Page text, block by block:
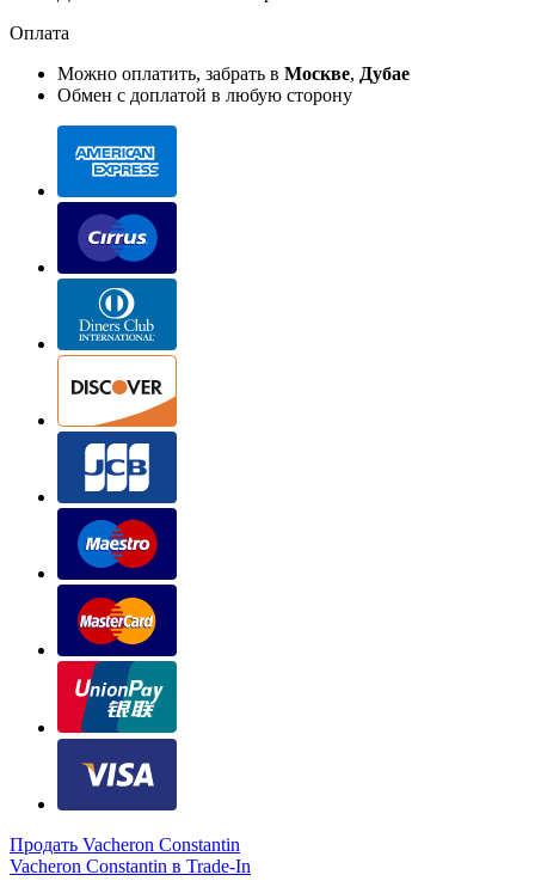
Оплата
Можно оплатить, забрать в Москве, Дубае
Обмен с доплатой в любую сторону
Продать Vacheron Constantin
Vacheron Constantin в Trade-In